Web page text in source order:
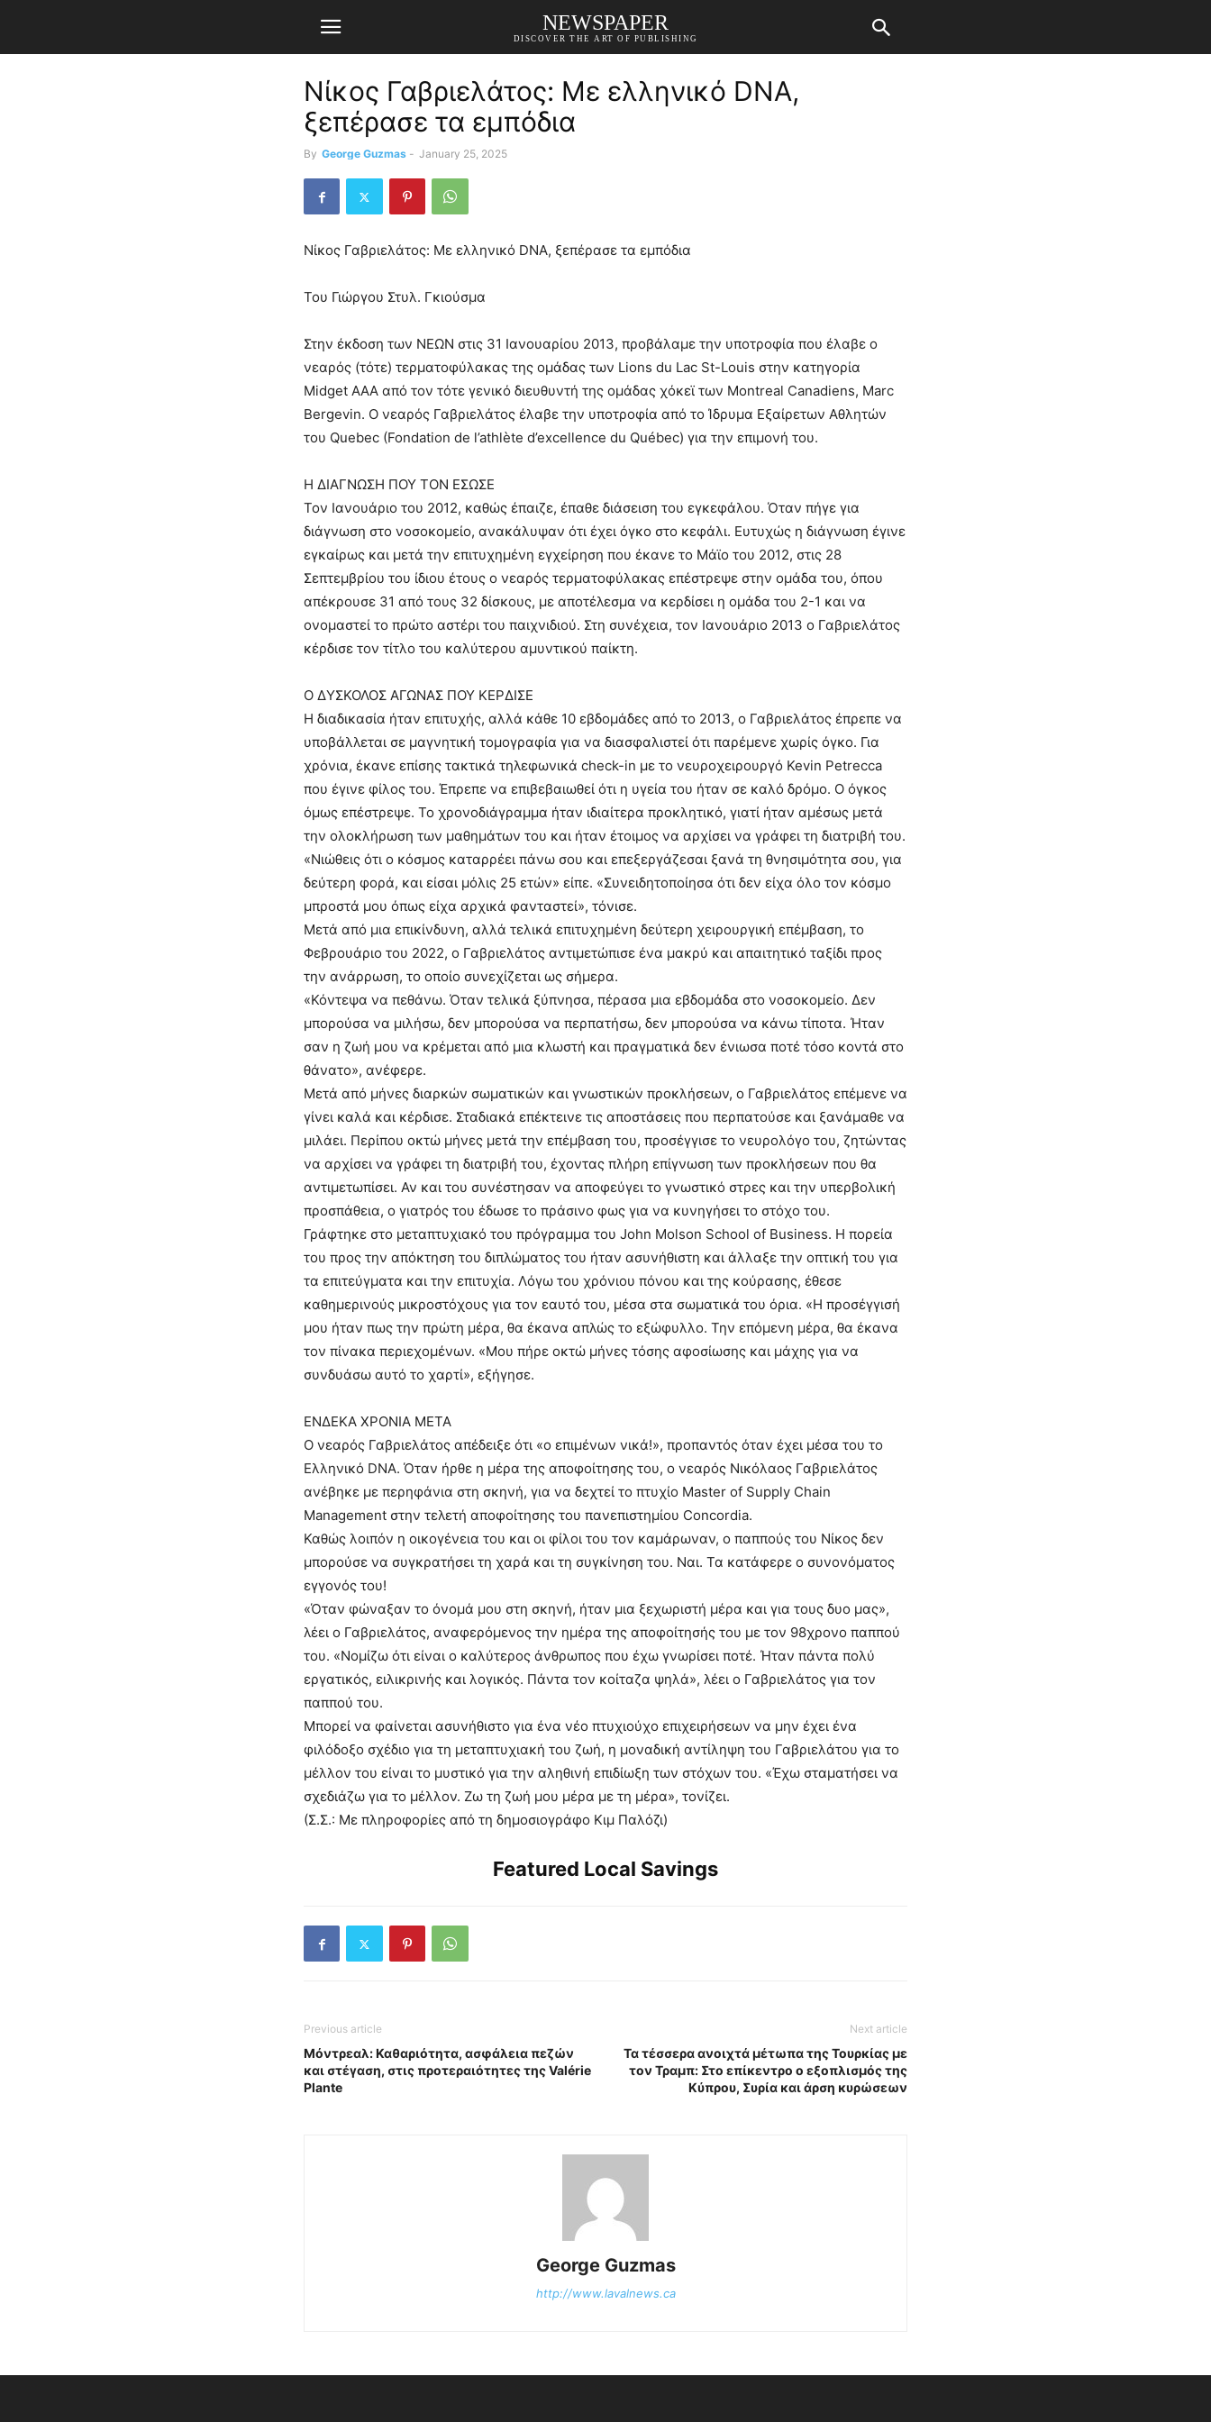
NEWSPAPER
DISCOVER THE ART OF PUBLISHING
Νίκος Γαβριελάτος: Με ελληνικό DNA,
ξεπέρασε τα εμπόδια
By George Guzmas - January 25, 2025
Νίκος Γαβριελάτος: Με ελληνικό DNA, ξεπέρασε τα εμπόδια
Του Γιώργου Στυλ. Γκιούσμα
Στην έκδοση των ΝΕΩΝ στις 31 Ιανουαρίου 2013, προβάλαμε την υποτροφία που έλαβε ο
νεαρός (τότε) τερματοφύλακας της ομάδας των Lions du Lac St-Louis στην κατηγορία
Midget AAA από τον τότε γενικό διευθυντή της ομάδας χόκεϊ των Montreal Canadiens, Marc
Bergevin. Ο νεαρός Γαβριελάτος έλαβε την υποτροφία από το Ίδρυμα Εξαίρετων Αθλητών
του Quebec (Fondation de l’athlète d’excellence du Québec) για την επιμονή του.
Η ΔΙΑΓΝΩΣΗ ΠΟΥ ΤΟΝ ΕΣΩΣΕ
Τον Ιανουάριο του 2012, καθώς έπαιζε, έπαθε διάσειση του εγκεφάλου. Όταν πήγε για
διάγνωση στο νοσοκομείο, ανακάλυψαν ότι έχει όγκο στο κεφάλι. Ευτυχώς η διάγνωση έγινε
εγκαίρως και μετά την επιτυχημένη εγχείρηση που έκανε το Μάϊο του 2012, στις 28
Σεπτεμβρίου του ίδιου έτους ο νεαρός τερματοφύλακας επέστρεψε στην ομάδα του, όπου
απέκρουσε 31 από τους 32 δίσκους, με αποτέλεσμα να κερδίσει η ομάδα του 2-1 και να
ονομαστεί το πρώτο αστέρι του παιχνιδιού. Στη συνέχεια, τον Ιανουάριο 2013 ο Γαβριελάτος
κέρδισε τον τίτλο του καλύτερου αμυντικού παίκτη.
Ο ΔΥΣΚΟΛΟΣ ΑΓΩΝΑΣ ΠΟΥ ΚΕΡΔΙΣΕ
Η διαδικασία ήταν επιτυχής, αλλά κάθε 10 εβδομάδες από το 2013, ο Γαβριελάτος έπρεπε να
υποβάλλεται σε μαγνητική τομογραφία για να διασφαλιστεί ότι παρέμενε χωρίς όγκο. Για
χρόνια, έκανε επίσης τακτικά τηλεφωνικά check-in με το νευροχειρουργό Kevin Petrecca
που έγινε φίλος του. Έπρεπε να επιβεβαιωθεί ότι η υγεία του ήταν σε καλό δρόμο. Ο όγκος
όμως επέστρεψε. Το χρονοδιάγραμμα ήταν ιδιαίτερα προκλητικό, γιατί ήταν αμέσως μετά
την ολοκλήρωση των μαθημάτων του και ήταν έτοιμος να αρχίσει να γράφει τη διατριβή του.
«Νιώθεις ότι ο κόσμος καταρρέει πάνω σου και επεξεργάζεσαι ξανά τη θνησιμότητα σου, για
δεύτερη φορά, και είσαι μόλις 25 ετών» είπε. «Συνειδητοποίησα ότι δεν είχα όλο τον κόσμο
μπροστά μου όπως είχα αρχικά φανταστεί», τόνισε.
Μετά από μια επικίνδυνη, αλλά τελικά επιτυχημένη δεύτερη χειρουργική επέμβαση, το
Φεβρουάριο του 2022, ο Γαβριελάτος αντιμετώπισε ένα μακρύ και απαιτητικό ταξίδι προς
την ανάρρωση, το οποίο συνεχίζεται ως σήμερα.
«Κόντεψα να πεθάνω. Όταν τελικά ξύπνησα, πέρασα μια εβδομάδα στο νοσοκομείο. Δεν
μπορούσα να μιλήσω, δεν μπορούσα να περπατήσω, δεν μπορούσα να κάνω τίποτα. Ήταν
σαν η ζωή μου να κρέμεται από μια κλωστή και πραγματικά δεν ένιωσα ποτέ τόσο κοντά στο
θάνατο», ανέφερε.
Μετά από μήνες διαρκών σωματικών και γνωστικών προκλήσεων, ο Γαβριελάτος επέμενε να
γίνει καλά και κέρδισε. Σταδιακά επέκτεινε τις αποστάσεις που περπατούσε και ξανάμαθε να
μιλάει. Περίπου οκτώ μήνες μετά την επέμβαση του, προσέγγισε το νευρολόγο του, ζητώντας
να αρχίσει να γράφει τη διατριβή του, έχοντας πλήρη επίγνωση των προκλήσεων που θα
αντιμετωπίσει. Αν και του συνέστησαν να αποφεύγει το γνωστικό στρες και την υπερβολική
προσπάθεια, ο γιατρός του έδωσε το πράσινο φως για να κυνηγήσει το στόχο του.
Γράφτηκε στο μεταπτυχιακό του πρόγραμμα του John Molson School of Business. Η πορεία
του προς την απόκτηση του διπλώματος του ήταν ασυνήθιστη και άλλαξε την οπτική του για
τα επιτεύγματα και την επιτυχία. Λόγω του χρόνιου πόνου και της κούρασης, έθεσε
καθημερινούς μικροστόχους για τον εαυτό του, μέσα στα σωματικά του όρια. «Η προσέγγισή
μου ήταν πως την πρώτη μέρα, θα έκανα απλώς το εξώφυλλο. Την επόμενη μέρα, θα έκανα
τον πίνακα περιεχομένων. «Μου πήρε οκτώ μήνες τόσης αφοσίωσης και μάχης για να
συνδυάσω αυτό το χαρτί», εξήγησε.
ΕΝΔΕΚΑ ΧΡΟΝΙΑ ΜΕΤΑ
Ο νεαρός Γαβριελάτος απέδειξε ότι «ο επιμένων νικά!», προπαντός όταν έχει μέσα του το
Ελληνικό DNA. Όταν ήρθε η μέρα της αποφοίτησης του, ο νεαρός Νικόλαος Γαβριελάτος
ανέβηκε με περηφάνια στη σκηνή, για να δεχτεί το πτυχίο Master of Supply Chain
Management στην τελετή αποφοίτησης του πανεπιστημίου Concordia.
Καθώς λοιπόν η οικογένεια του και οι φίλοι του τον καμάρωναν, ο παππούς του Νίκος δεν
μπορούσε να συγκρατήσει τη χαρά και τη συγκίνηση του. Ναι. Τα κατάφερε ο συνονόματος
εγγονός του!
«Όταν φώναξαν το όνομά μου στη σκηνή, ήταν μια ξεχωριστή μέρα και για τους δυο μας»,
λέει ο Γαβριελάτος, αναφερόμενος την ημέρα της αποφοίτησής του με τον 98χρονο παππού
του. «Νομίζω ότι είναι ο καλύτερος άνθρωπος που έχω γνωρίσει ποτέ. Ήταν πάντα πολύ
εργατικός, ειλικρινής και λογικός. Πάντα τον κοίταζα ψηλά», λέει ο Γαβριελάτος για τον
παππού του.
Μπορεί να φαίνεται ασυνήθιστο για ένα νέο πτυχιούχο επιχειρήσεων να μην έχει ένα
φιλόδοξο σχέδιο για τη μεταπτυχιακή του ζωή, η μοναδική αντίληψη του Γαβριελάτου για το
μέλλον του είναι το μυστικό για την αληθινή επιδίωξη των στόχων του. «Έχω σταματήσει να
σχεδιάζω για το μέλλον. Ζω τη ζωή μου μέρα με τη μέρα», τονίζει.
(Σ.Σ.: Με πληροφορίες από τη δημοσιογράφο Κιμ Παλόζι)
Featured Local Savings
Previous article
Μόντρεαλ: Καθαριότητα, ασφάλεια πεζών
και στέγαση, στις προτεραιότητες της Valérie
Plante
Next article
Τα τέσσερα ανοιχτά μέτωπα της Τουρκίας με
τον Τραμπ: Στο επίκεντρο ο εξοπλισμός της
Κύπρου, Συρία και άρση κυρώσεων
George Guzmas
http://www.lavalnews.ca